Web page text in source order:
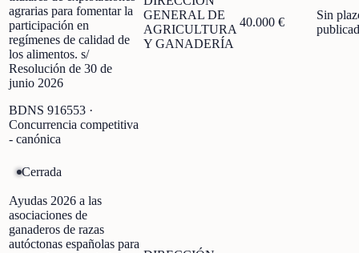
agrarias para fomentar la
participación en
regímenes de calidad de
los alimentos. s/
Resolución de 30 de
junio 2026
BDNS 916553 ·
Concurrencia competitiva
- canónica
GENERAL DE
AGRICULTURA
Y GANADERÍA
40.000 €
Sin
Cerrada
Ayudas 2026 a las
asociaciones de
ganaderos de razas
autóctonas españolas para